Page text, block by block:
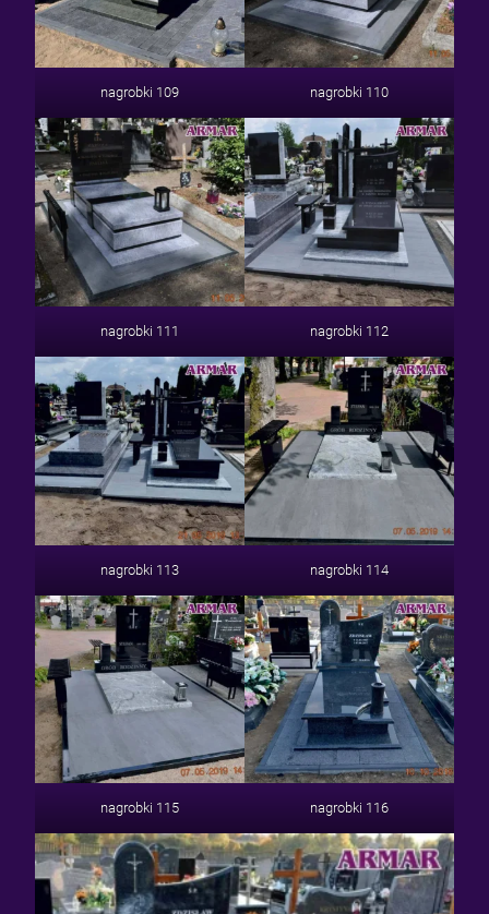
nagrobki 109 nagrobki 110
nagrobki 111 nagrobki 112
nagrobki 113 nagrobki 114
nagrobki 115 nagrobki 116